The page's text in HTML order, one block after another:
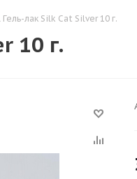
лак Silk Cat Silver 10 г.
10 г.